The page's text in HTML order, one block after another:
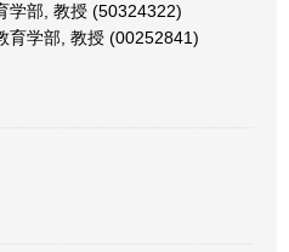
学部, 教授 (50324322)
育学部, 教授 (00252841)